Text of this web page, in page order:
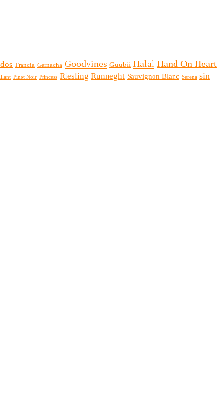
Francia Garnacha Goodvines Guubii Halal Hand On Heart
Pinot Noir Princess Riesling Runneght Sauvignon Blanc Serena sin